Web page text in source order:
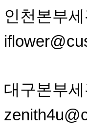
인천본부
대구본부